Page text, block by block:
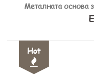
Металната основа
Hot